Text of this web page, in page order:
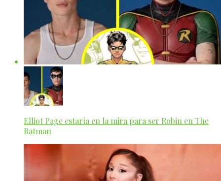
Elliot Page estaría en la mira para ser Robin en The
Batman